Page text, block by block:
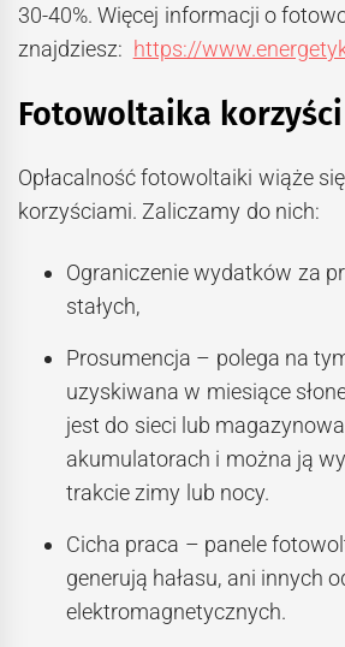
30-40%. Więcej informacji o
znajdziesz: https://
Fotowoltaika korzyści
Opłacalność fotowoltaiki wiąże
korzyściami. Zaliczamy do nich:
Ograniczenie wydatków za
stałych,
Prosumencja – polega na
uzyskiwana w miesiące
jest do sieci lub
akumulatorach i można ją
trakcie zimy lub nocy.
Cicha praca – panele
generują hałasu, ani innych
elektromagnetycznych.